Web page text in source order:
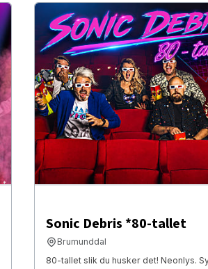
Sonic Debris *80-tallet
Brumunddal
80-tallet slik du husker det! Neonlys.